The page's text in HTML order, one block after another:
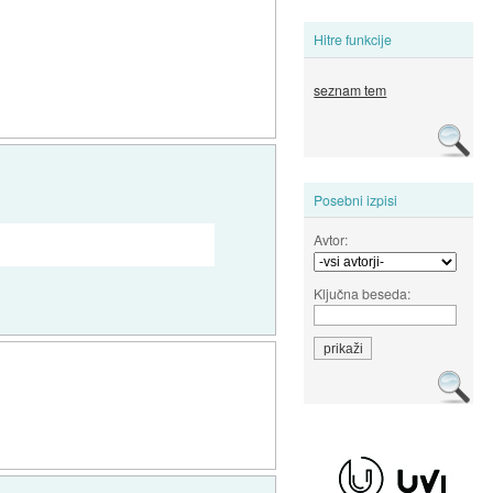
Hitre funkcije
seznam tem
Posebni izpisi
Avtor:
Ključna beseda: